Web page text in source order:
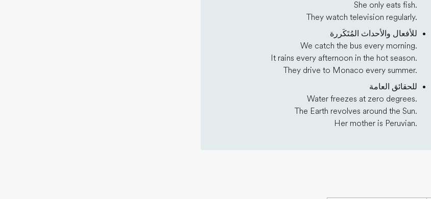
She only eats fish.
They watch television regularly.
للأفعال والأحداث المُتَكَررة
We catch the bus every morning.
It rains every afternoon in the hot season.
They drive to Monaco every summer.
للحقائق العامة
Water freezes at zero degrees.
The Earth revolves around the Sun.
Her mother is Peruvian.